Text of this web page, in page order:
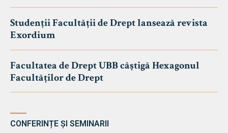
Studenții Facultății de Drept lansează revista
Exordium
Facultatea de Drept UBB câștigă Hexagonul
Facultăților de Drept
CONFERINȚE ȘI SEMINARII